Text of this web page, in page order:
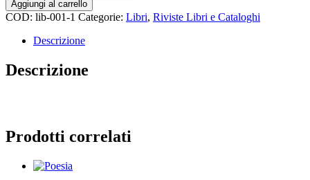
quantità
Aggiungi al carrello
COD: lib-001-1 Categorie: Libri, Riviste Libri e Cataloghi
Descrizione
Descrizione
Prodotti correlati